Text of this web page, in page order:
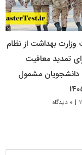
بهداشت از نظام
تمدید معافیت
مشمول
| ۰ دیدگاه